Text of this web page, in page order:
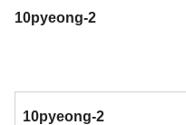
10pyeong-2
10pyeong-2